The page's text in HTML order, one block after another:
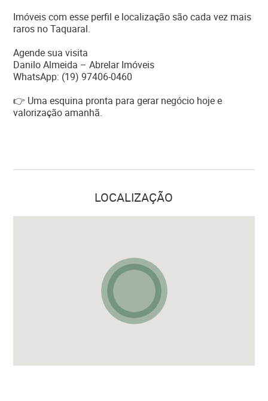
Imóveis com esse perfil e localização são cada vez mais
raros no Taquaral.
Agende sua visita
Danilo Almeida – Abrelar Imóveis
WhatsApp: (19) 97406-0460
👉 Uma esquina pronta para gerar negócio hoje e
valorização amanhã.
LOCALIZAÇÃO